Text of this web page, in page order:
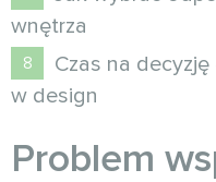
wnętrza
Czas na
w design
Problem